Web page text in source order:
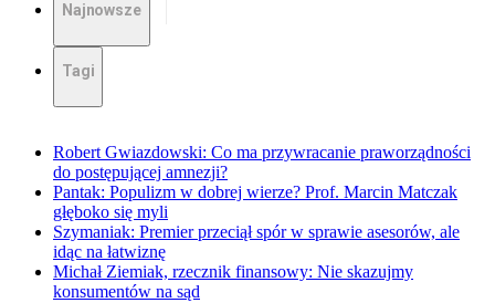
Najnowsze
Tagi
Robert Gwiazdowski: Co ma przywracanie praworządności
do postępującej amnezji?
Pantak: Populizm w dobrej wierze? Prof. Marcin Matczak
głęboko się myli
Szymaniak: Premier przeciął spór w sprawie asesorów, ale
idąc na łatwiznę
Michał Ziemiak, rzecznik finansowy: Nie skazujmy
konsumentów na sąd